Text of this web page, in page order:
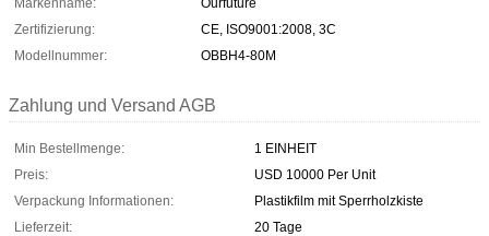
Markenname:
Ourfuture
Zertifizierung:
CE, ISO9001:2008, 3C
Modellnummer:
OBBH4-80M
Zahlung und Versand AGB
Min Bestellmenge:
1 EINHEIT
Preis:
USD 10000 Per Unit
Verpackung Informationen:
Plastikfilm mit Sperrholzkiste
Lieferzeit:
20 Tage